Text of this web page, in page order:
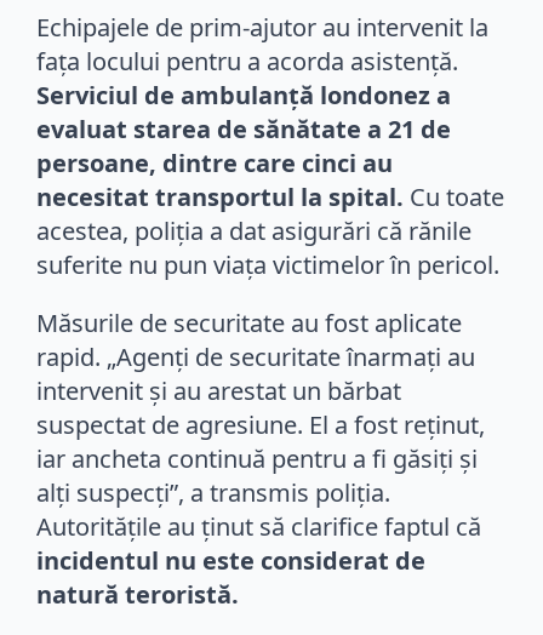
Echipajele de prim-ajutor au intervenit la
fața locului pentru a acorda asistență.
Serviciul de ambulanță londonez a
evaluat starea de sănătate a 21 de
persoane, dintre care cinci au
necesitat transportul la spital. Cu toate
acestea, poliția a dat asigurări că rănile
suferite nu pun viața victimelor în pericol.
Măsurile de securitate au fost aplicate
rapid. „Agenţi de securitate înarmaţi au
intervenit şi au arestat un bărbat
suspectat de agresiune. El a fost reţinut,
iar ancheta continuă pentru a fi găsiţi şi
alţi suspecţi”, a transmis poliția.
Autoritățile au ținut să clarifice faptul că
incidentul nu este considerat de
natură teroristă.